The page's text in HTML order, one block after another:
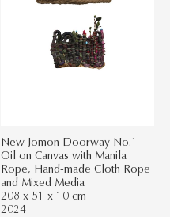
New Jomon Doorway No.1
Oil on Canvas with Manila
Rope, Hand-made Cloth Rope
and Mixed Media
208 x 51 x 10 cm
2024